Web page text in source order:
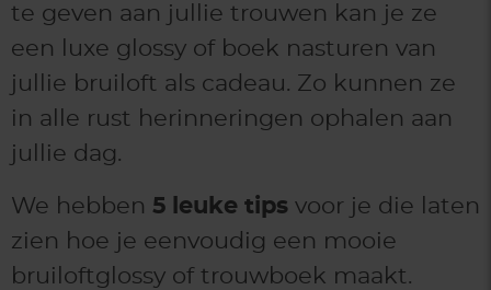
te geven aan jullie trouwen kan je ze
een luxe glossy of boek nasturen van
jullie bruiloft als cadeau. Zo kunnen ze
in alle rust herinneringen ophalen aan
jullie dag.
We hebben 5 leuke tips voor je die laten
zien hoe je eenvoudig een mooie
bruiloftglossy of trouwboek maakt.